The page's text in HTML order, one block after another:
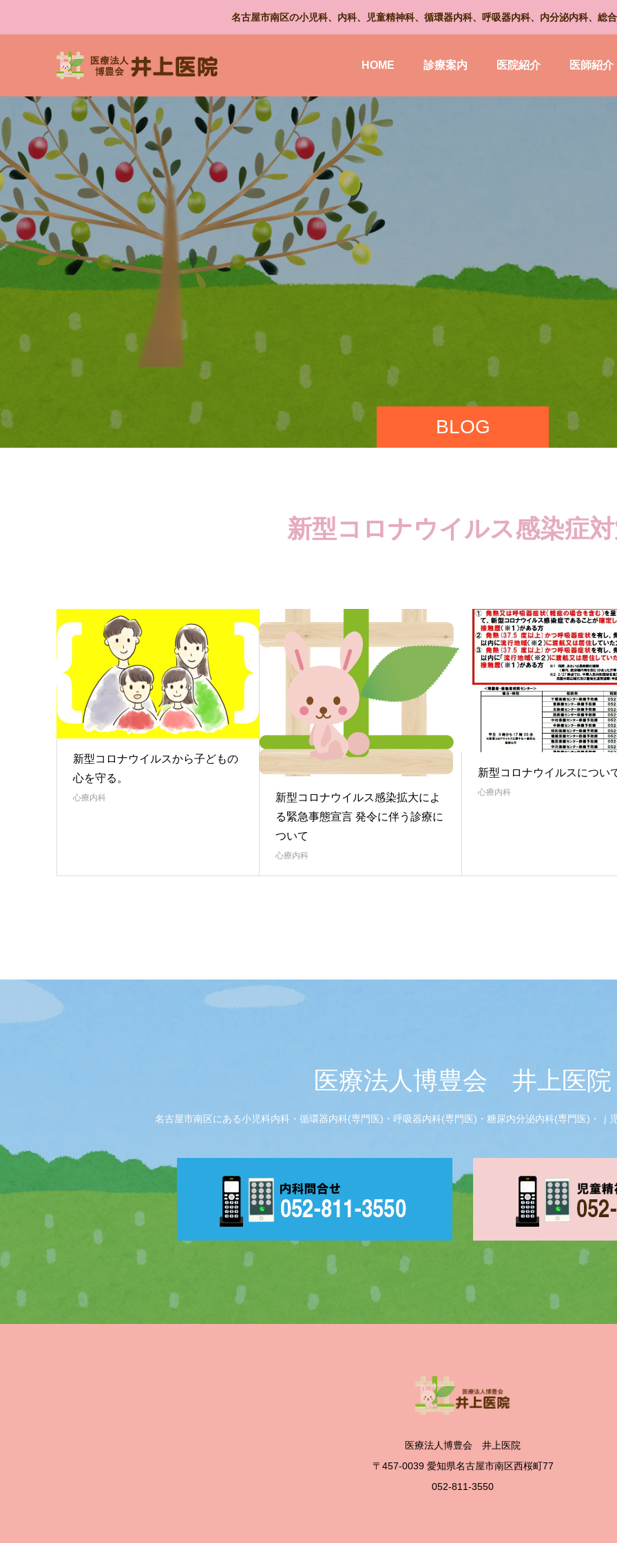
名古屋市南区の小児科、内科、児童精神科、循環器内科、呼吸器内科、内分泌内科、総
HOME 診療案内 医院紹介 医師紹介
BLOG
新型コロナウイルス感染症
新型コロナウイルスから子どもの
心を守る。
心療内科
新型コロナウイルス感染拡大によ
る緊急事態宣言 発令に伴う診療に
ついて
心療内科
新型コロナウイルスについ
心療内科
医療法人博豊会 井上医院
名古屋市南区にある小児科内科・循環器内科(専門医)・呼吸器内科(専門医)・糖尿内分泌内科(専門医)・ｊ
医療法人博豊会 井上医院
〒457-0039 愛知県名古屋市南区西桜町77
052-811-3550